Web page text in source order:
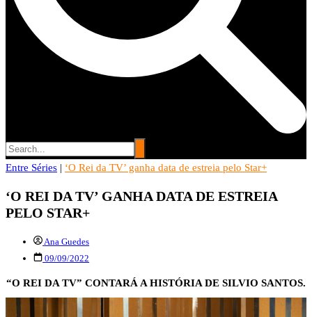
Entre Séries
Entre Séries | ‘O Rei da TV’ ganha data de estreia pelo Star+
‘O REI DA TV’ GANHA DATA DE ESTREIA
PELO STAR+
Ana Guedes
09/09/2022
“O REI DA TV” CONTARÁ A HISTÓRIA DE SILVIO SANTOS.